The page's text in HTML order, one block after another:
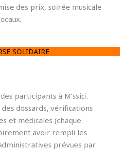
des prix, soirée musicale
SOLIDAIRE
participants à M’ssici.
des dossards, vérifications
et médicales (chaque
avoir rempli les
prévues par